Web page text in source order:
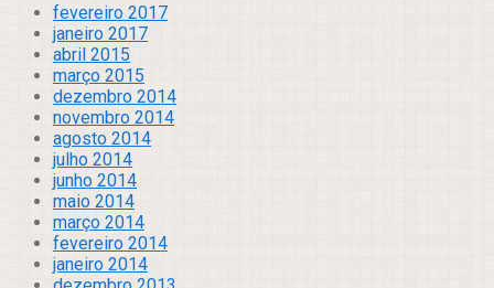
fevereiro 2017
janeiro 2017
abril 2015
março 2015
dezembro 2014
novembro 2014
agosto 2014
julho 2014
junho 2014
maio 2014
março 2014
fevereiro 2014
janeiro 2014